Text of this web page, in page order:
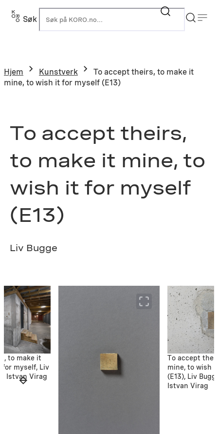
Hopp
Søk
Hjem Kunstverk
To accept theirs, to make it
mine, to wish it for myself (E13)
To accept theirs,
to make it mine, to
wish it for myself
(E13)
Liv Bugge
to make it
myself, Liv
Istvan Virag
To accept
mine, to wish
(E13), Liv
Istvan Virag